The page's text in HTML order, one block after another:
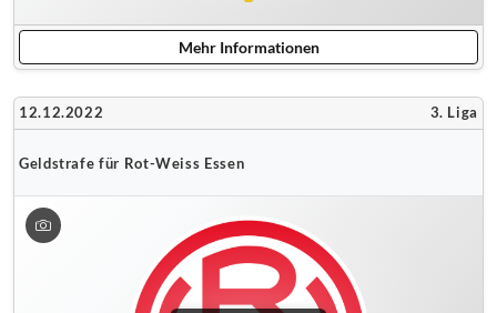
Mehr Informationen
12.12.2022 3. Liga
Geldstrafe für Rot-Weiss Essen